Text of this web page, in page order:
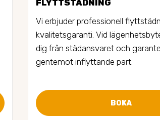
FLYTTSTÄDNING
Vi erbjuder professionell
kvalitetsgaranti. Vid
dig från städansvaret och
gentemot inflyttande part.
BOKA